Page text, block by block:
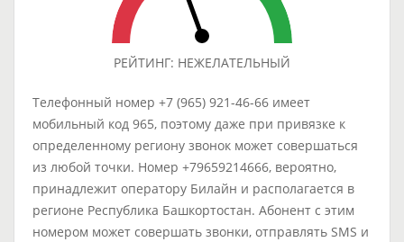
РЕЙТИНГ: НЕЖЕЛАТЕЛЬНЫЙ
Телефонный номер +7 (965) 921-46-66 имеет
мобильный код 965, поэтому даже при привязке к
определенному региону звонок может совершаться
из любой точки. Номер +79659214666, вероятно,
принадлежит оператору Билайн и располагается в
регионе Республика Башкортостан. Абонент с этим
номером может совершать звонки, отправлять SMS и